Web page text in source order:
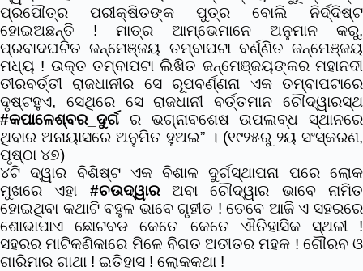
ପ୍ରପୌତ୍ର ପରୀକ୍ଷିତଙ୍କ ପୁତ୍ର ବୋଲି ନିର୍ଦ୍ଦିଷ୍ଟ
ହୋଇଅଛନ୍ତି ! ମାତ୍ର ଆମ୍ଭେମାନେ ଅନୁମାନ କରୁ,
ପ୍ରବାଦଘଟିତ ଜନ୍ମେଞ୍ଜୟ ତମ୍ବାପଟା ବର୍ଣ୍ଣିତ ଜନ୍ମେଞ୍ଜୟ
ମଧ୍ୟ ! ଉକ୍ତ ତମ୍ବାପଟା ଲିଖିତ ଜନ୍ମେଞ୍ଜୟଙ୍କର ମହାନଦୀ
ତୀରବର୍ତ୍ତୀ ରାଜଧାନୀର ସେ ରୂପବର୍ଣ୍ଣନା ଏକ ତମ୍ବାପଟାରେ
ଦୃଷ୍ଟହୁଏ, ସେଥିରେ ସେ ରାଜଧାନୀ ବର୍ତ୍ତମାନ ଚୌଦ୍ୱାରସ୍ଥ
#କପାଳେଶ୍ବର_ଦୁର୍ଗ ର ଭଗ୍ନାବଶେଷ ଉପଲବ୍ଧ ସ୍ଥାନରେ
ଥିବାର ଅନାୟାସରେ ଅନୁମିତ ହୁଅଇ” । (୧୯୨୫ରୁ ୨ୟ ସଂସ୍କରଣ,
ପୃଷ୍ଠା ୪୭)
୪ଟି ଦ୍ୱାର ବିଶିଷ୍ଟ ଏକ ବିଶାଳ ଦୁର୍ଗସ୍ଥାପନା ପରେ ଲୋକ
ମୁଖରେ ଏହା #ଚଉଦ୍ୱାରଅବା ଚୌଦ୍ୱାର ଭାବେ ନାମିତ
ହୋଇଥିବା କଥାଟି ବହୁଳ ଭାବେ ଗୃହୀତ ! ତେବେ ଆଜି ଏ ସହରରେ
ଶୋଭାପାଏ ଛୋଟବଡ କେତେ କେତେ ଐତିହାସିକ ସ୍ଥଳୀ !
ସହରର ମାଟିକଣିକାରେ ମିଳେ ବିଗତ ଅତୀତର ମହକ ! ଗୌରବ ଓ
ଗାରିମାର ଗାଥା ! ଇତିହାସ ! ଲୋକକଥା !